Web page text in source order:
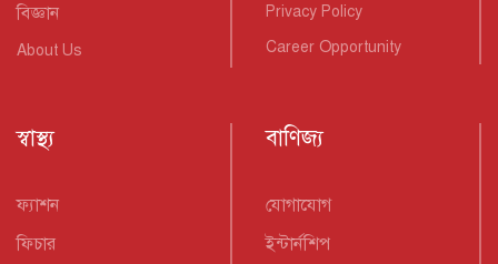
বিজ্ঞান
About Us
Privacy Policy
Career Opportunity
স্বাস্থ্য
ফ্যাশন
ফিচার
বাণিজ্য
যোগাযোগ
ইন্টার্নশিপ